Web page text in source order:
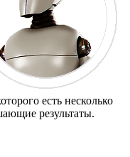
есть несколько
результаты.